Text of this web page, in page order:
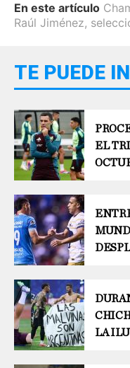
En este artículo
Raúl Jiménez,
TE PUEDE
EL
LA